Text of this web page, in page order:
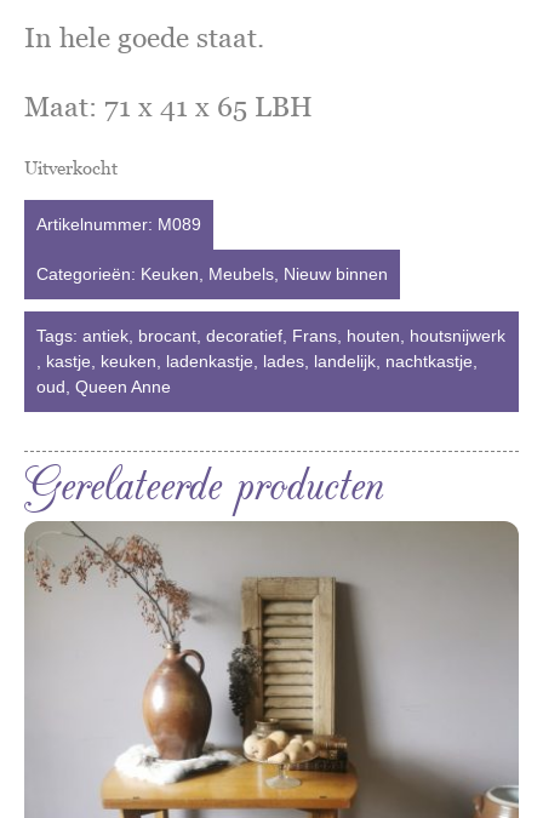
In hele goede staat.
Maat: 71 x 41 x 65 LBH
Uitverkocht
Artikelnummer: M089
Categorieën: Keuken Meubels Nieuw binnen
Tags: antiek brocant decoratief Frans houten
houtsnijwerk
kastje keuken ladenkastje lades landelijk nachtkastje
oud Queen Anne
Gerelateerde producten